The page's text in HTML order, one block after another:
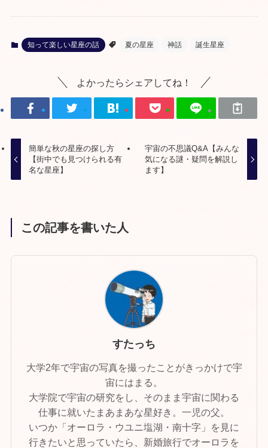
知って楽しい星座の話 夏の星座 神話 誕生星座
よかったらシェアしてね！
簡単な秋の星座の探し方
【街中でも見つけられる有
名な星座】
宇宙の不思議Q&A【みんな
気になる謎・疑問を解説し
ます】
この記事を書いた人
すたっち
大学2年で宇宙の写真を撮ったことがきっかけで宇
宙にはまる。
大学院で宇宙の研究をし、そのまま宇宙に関わる
仕事に就いたまあまあな星好き。一児の父。
いつか「オーロラ・ウユニ塩湖・南十字」を見に
行きたいと思っていたら、新婚旅行でオーロラを